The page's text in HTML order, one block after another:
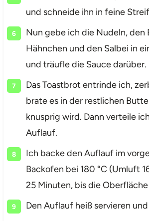
und schneide ihn in feine
Nun gebe ich die Nudeln, den
Hähnchen und den Salbei in
und träufle die Sauce darüber.
Das Toastbrot entrinde ich,
brate es in der restlichen
knusprig wird. Dann verteile
Auflauf.
Ich backe den Auflauf im
Backofen bei 180 °C (Umluft
25 Minuten, bis die
Den Auflauf heiß servieren